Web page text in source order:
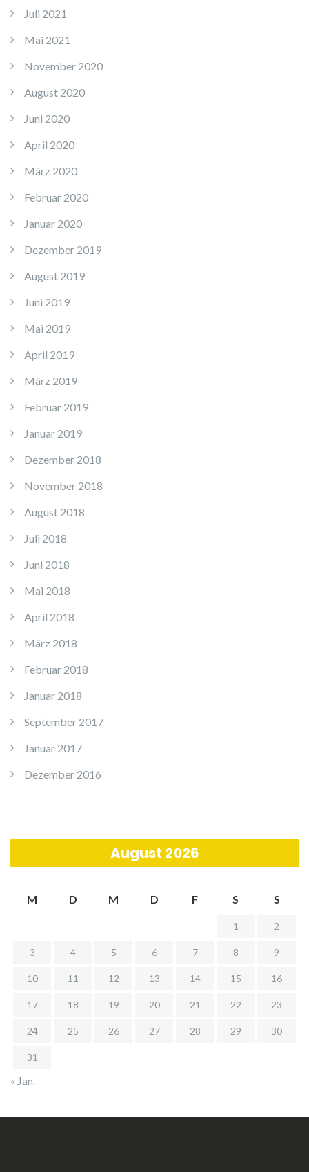
Juli 2021
Mai 2021
November 2020
August 2020
Juni 2020
April 2020
März 2020
Februar 2020
Januar 2020
Dezember 2019
August 2019
Juni 2019
Mai 2019
April 2019
März 2019
Februar 2019
Januar 2019
Dezember 2018
November 2018
August 2018
Juli 2018
Juni 2018
Mai 2018
April 2018
März 2018
Februar 2018
Januar 2018
September 2017
Januar 2017
Dezember 2016
August 2026
M D M D F S S
1 2
3 4 5 6 7 8 9
10 11 12 13 14 15 16
17 18 19 20 21 22 23
24 25 26 27 28 29 30
31
« Jan.